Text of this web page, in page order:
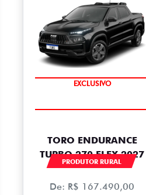
COMPLETO
EXCLUSIVO
TORO ENDURANCE
TURBO 270 FLEX 2027
PRODUTOR RURAL
De: R$ 167.490,00